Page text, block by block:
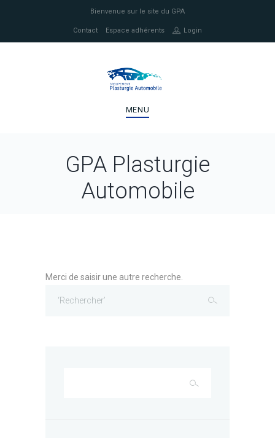
Bienvenue sur le site du GPA
Contact Espace adhérents Login
MENU
GPA Plasturgie
Automobile
Merci de saisir une autre recherche.